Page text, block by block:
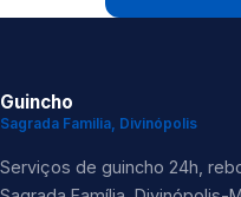
Guincho
Sagrada Familia, Divinópolis
Serviços de guincho 24h,